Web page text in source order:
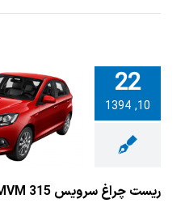
22
10, 1394
سرویس
MVM
ریست چراغ سرویس MVM 315